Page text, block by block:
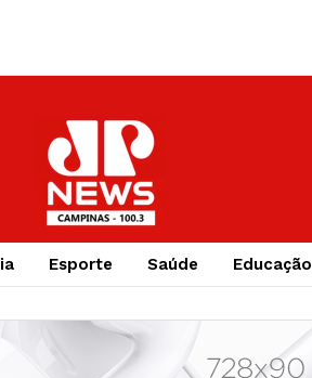
Esporte Saúde Educação